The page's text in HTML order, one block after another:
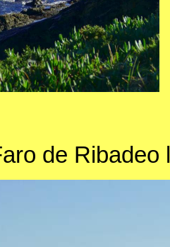
de Ribadeo